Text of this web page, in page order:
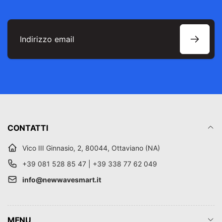
Indirizzo
CONTATTI
Vico III Ginnasio, 2, 80044, Ottaviano (NA)
+39 081 528 85 47 | +39 338 77 62 049
info@newwavesmart.it